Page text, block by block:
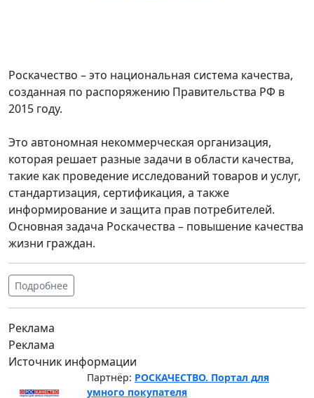
Роскачество – это национальная система качества,
созданная по распоряжению Правительства РФ в
2015 году.
Это автономная некоммерческая организация,
которая решает разные задачи в области качества,
такие как проведение исследований товаров и услуг,
стандартизация, сертификация, а также
информирование и защита прав потребителей.
Основная задача Роскачества – повышение качества
жизни граждан.
Подробнее
Реклама
Реклама
Источник информации
Партнёр: РОСКАЧЕСТВО. Портал для
умного покупателя